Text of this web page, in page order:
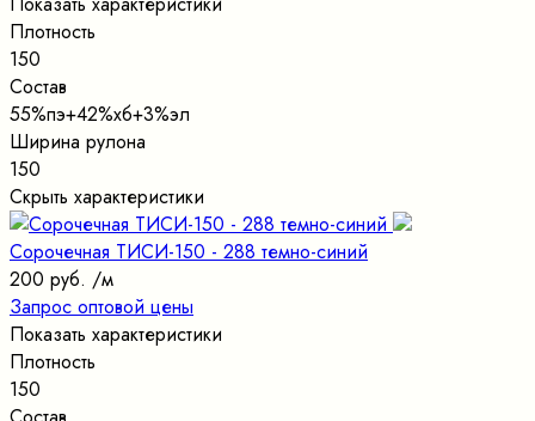
Плотность
150
Состав
55%пэ+42%хб+3%эл
Ширина рулона
150
Скрыть характеристики
Сорочечная ТИСИ-150 - 288 темно-синий
200 руб. /м
Запрос оптовой цены
Показать характеристики
Плотность
150